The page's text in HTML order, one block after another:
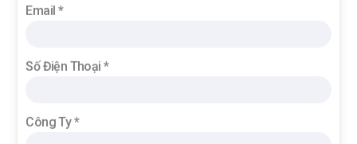
Email *
Số Điện Thoại *
Công Ty *